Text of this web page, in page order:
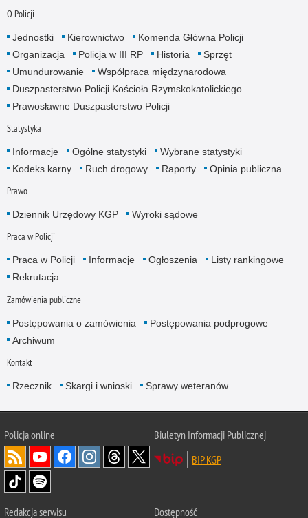
O Policji
Jednostki Kierownictwo
Komenda Główna Policji
Organizacja
Policja w III RP Historia
Sprzęt
Umundurowanie
Współpraca międzynarodowa
Duszpasterstwo Policji Kościoła Rzymskokatolickiego
Prawosławne Duszpasterstwo Policji
Statystyka
Informacje Ogólne statystyki
Wybrane statystyki
Kodeks karny
Ruch drogowy Raporty Opinia publiczna
Prawo
Dziennik Urzędowy KGP Wyroki sądowe
Praca w Policji
Praca w Policji Informacje Ogłoszenia
Listy rankingowe
Rekrutacja
Zamówienia publiczne
Postępowania o zamówienia
Postępowania podprogowe
Archiwum
Kontakt
Rzecznik Skargi i wnioski Sprawy weteranów
Policjaonline
Biuletyn Informacji Publicznej
BIP KGP
Redakcja serwisu Dostępność